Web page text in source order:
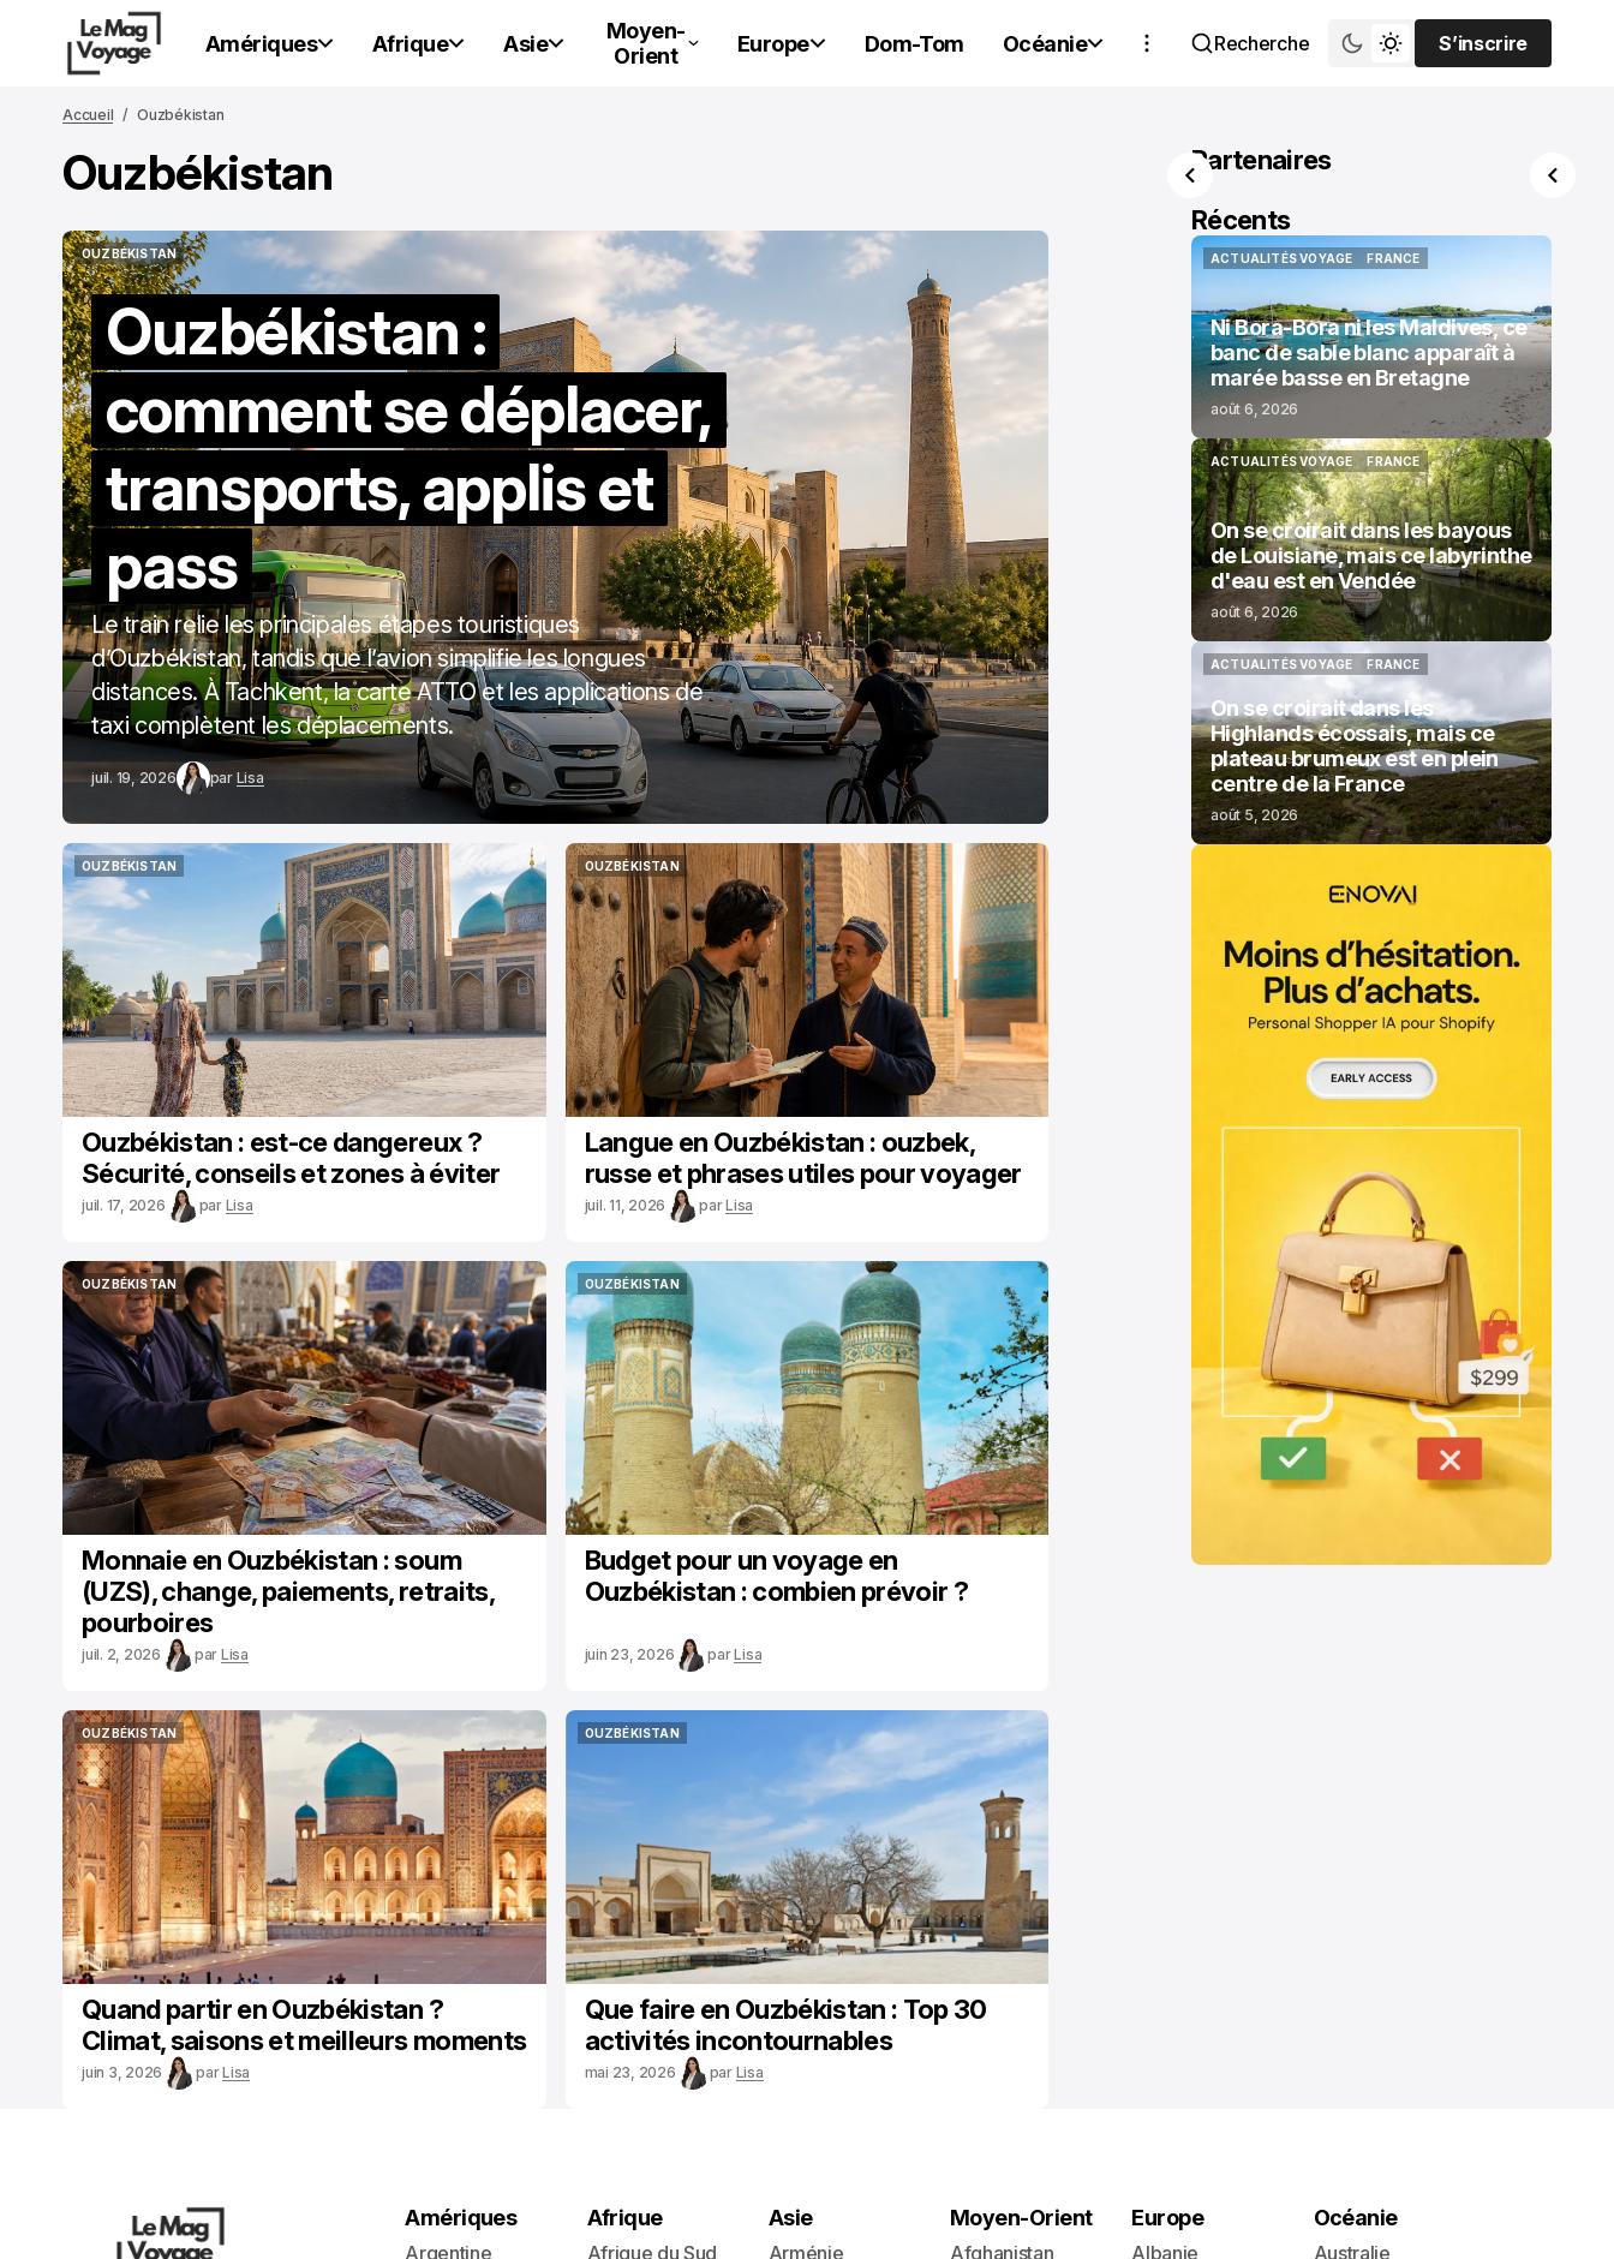
Amériques Afrique Asie
Moyen-
Orient
Europe Dom-Tom Océanie Recherche
S’inscrire
S’inscrire
Accueil Ouzbékistan
Ouzbékistan
OUZBÉKISTAN
OUZBÉKISTAN
Ouzbékistan :
comment se déplacer,
transports, applis et
pass
Le train relie les principales étapes touristiques
d’Ouzbékistan, tandis que l’avion simplifie les longues
distances. À Tachkent, la carte ATTO et les applications de
taxi complètent les déplacements.
juil. 19, 2026 par Lisa
OUZBÉKISTAN
OUZBÉKISTAN
Ouzbékistan : est-ce dangereux ?
Sécurité, conseils et zones à éviter
juil. 17, 2026 par Lisa
OUZBÉKISTAN
OUZBÉKISTAN
Langue en Ouzbékistan : ouzbek,
russe et phrases utiles pour voyager
juil. 11, 2026 parLisa
OUZBÉKISTAN
OUZBÉKISTAN
Monnaie en Ouzbékistan : soum
(UZS), change, paiements, retraits,
pourboires
juil. 2, 2026 par Lisa
OUZBÉKISTAN
OUZBÉKISTAN
Budget pour un voyage en
Ouzbékistan : combien prévoir ?
juin 23, 2026 parLisa
OUZBÉKISTAN
OUZBÉKISTAN
Quand partir en Ouzbékistan ?
Climat, saisons et meilleurs moments
juin 3, 2026 parLisa
OUZBÉKISTAN
Que faire en Ouzbékistan : Top 30
activités incontournables
mai 23, 2026 par Lisa
Partenaires
Récents
ACTUALITÉS VOYAGE
FRANCE
Ni Bora-Bora ni les Maldives, ce
banc de sable blanc apparaît à
marée basse en Bretagne
août 6, 2026
ACTUALITÉS VOYAGE
ACTUALITÉS VOYAGE
FRANCE
FRANCE
On se croirait dans les bayous
de Louisiane, mais ce labyrinthe
d'eau est en Vendée
août 6, 2026
ACTUALITÉS VOYAGE
FRANCE
FRANCE
On se croirait dans les
Highlands écossais, mais ce
plateau brumeux est en plein
centre de la France
août 5, 2026
Amériques
Argentine
Afrique
Afrique du Sud
Asie
Arménie
Moyen-Orient
Afghanistan
Europe
Albanie
Océanie
Australie